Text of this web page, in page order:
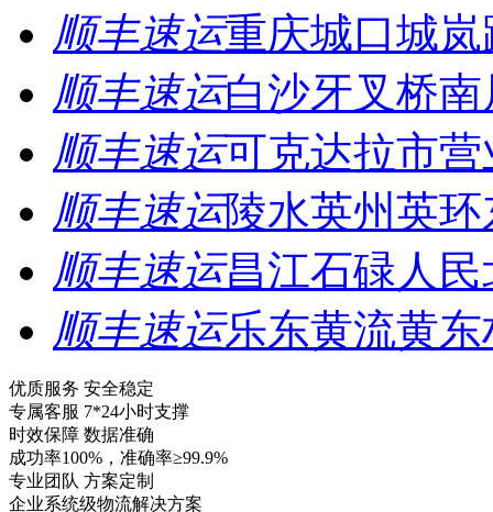
顺丰速运重庆城口城
顺丰速运白沙牙叉桥
顺丰速运可克达拉市营
顺丰速运陵水英州英
顺丰速运昌江石碌人
顺丰速运乐东黄流黄
优质服务 安全稳定
专属客服 7*24小时支撑
时效保障 数据准确
成功率100%，准确率≥99.9%
专业团队 方案定制
企业系统级物流解决方案